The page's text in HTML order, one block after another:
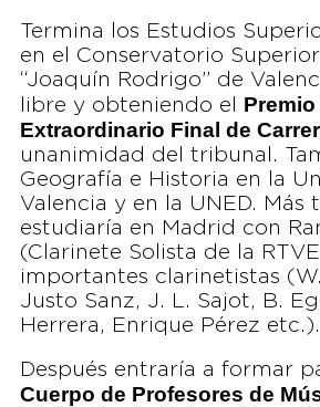
Termina los Estudios
en el Conservatorio
“Joaquín Rodrigo” de
libre y obteniendo el
Extraordinario Final de
unanimidad del tribunal.
Geografía e Historia en la
Valencia y en la UNED. Más
estudiaría en Madrid con
(Clarinete Solista de la
importantes clarinetistas
Justo Sanz, J. L. Sajot, B.
Herrera, Enrique Pérez etc.).
Después entraría a formar
Cuerpo de Profesores de